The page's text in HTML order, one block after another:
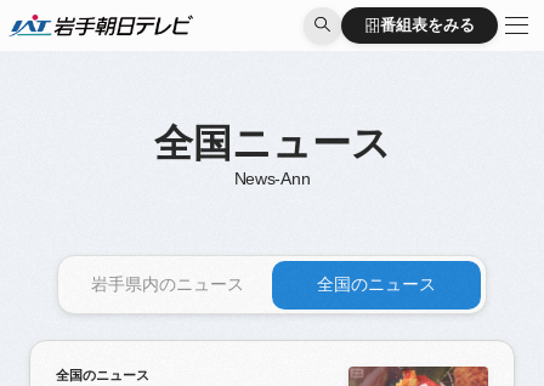
番組表をみる
番組表をみる
全国ニュース
News-Ann
岩手県内のニュース 全国のニュース
全国のニュース